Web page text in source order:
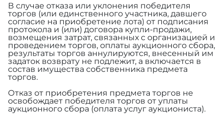
В случае отказа или уклонения победителя
торгов (или единственного участника, давшего
согласие на приобретение лота) от подписания
протокола и (или) договора купли-продажи,
возмещения затрат, связанных с организацией и
проведением торгов, оплаты аукционного сбора,
результаты торгов аннулируются, внесенный им
задаток возврату не подлежит, а включается в
состав имущества собственника предмета
торгов.
Отказ от приобретения предмета торгов не
освобождает победителя торгов от уплаты
аукционного сбора (оплата услуг аукциониста).